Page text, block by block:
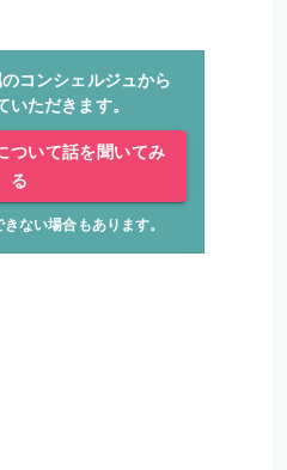
コンシェルジュから
いただきます。
ついて話を聞いてみ
る
ない場合もあります。